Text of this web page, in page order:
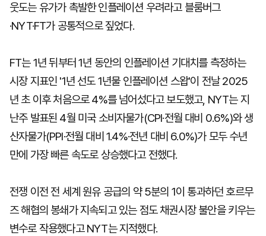
웃도는 유가가 촉발한 인플레이션 우려라고 블룸버그
·NYT·FT가 공통적으로 짚었다.
FT는 1년 뒤부터 1년 동안의 인플레이션 기대치를 측정하는
시장 지표인 '1년 선도 1년물 인플레이션 스왑'이 전날 2025
년 초 이후 처음으로 4%를 넘어섰다고 보도했고, NYT는 지
난주 발표된 4월 미국 소비자물가(CPI·전월 대비 0.6%)와 생
산자물가(PPI·전월 대비 1.4%·전년 대비 6.0%)가 모두 수년
만에 가장 빠른 속도로 상승했다고 전했다.
전쟁 이전 전 세계 원유 공급의 약 5분의 1이 통과하던 호르무
즈 해협의 봉쇄가 지속되고 있는 점도 채권시장 불안을 키우는
변수로 작용했다고 NYT는 지적했다.